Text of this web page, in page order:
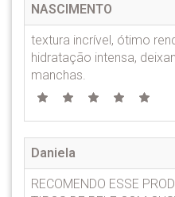
NASCIMENTO
textura incrível, ótimo
hidratação intensa,
manchas.
Daniela
RECOMENDO ESSE